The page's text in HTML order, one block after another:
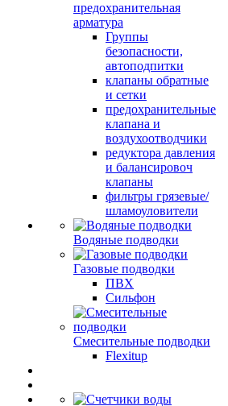
предохранительная
арматура
Группы
безопасности,
автоподпитки
клапаны обратные
и сетки
предохранительные
клапана и
воздухоотводчики
редуктора давления
и балансировоч
клапаны
фильтры грязевые/
шламоуловители
Водяные подводки
Газовые подводки
ПВХ
Сильфон
Смесительные подводки
Flexitup